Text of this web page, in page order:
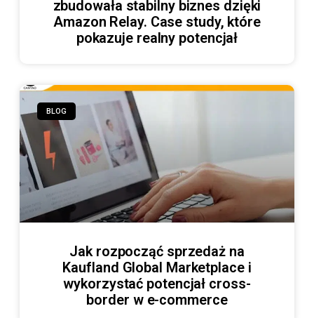
zbudowała stabilny biznes dzięki
Amazon Relay. Case study, które
pokazuje realny potencjał
BLOG
Jak rozpocząć sprzedaż na
Kaufland Global Marketplace i
wykorzystać potencjał cross-
border w e-commerce